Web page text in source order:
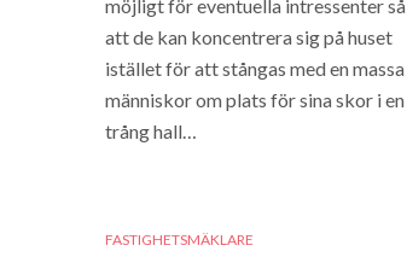
möjligt för eventuella intressenter så
att de kan koncentrera sig på huset
istället för att stångas med en massa
människor om plats för sina skor i en
trång hall…
FASTIGHETSMÄKLARE